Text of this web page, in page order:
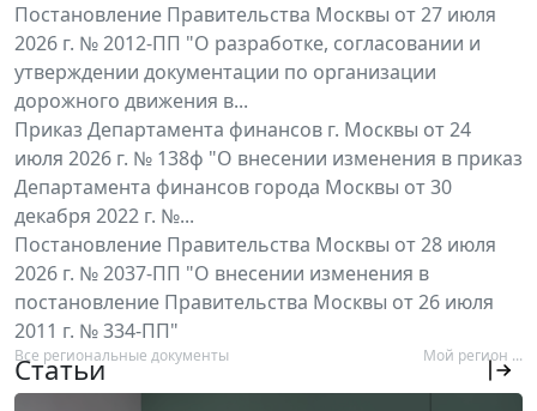
Постановление Правительства Москвы от 27 июля
2026 г. № 2012-ПП "О разработке, согласовании и
утверждении документации по организации
дорожного движения в...
Приказ Департамента финансов г. Москвы от 24
июля 2026 г. № 138ф "О внесении изменения в приказ
Департамента финансов города Москвы от 30
декабря 2022 г. №...
Постановление Правительства Москвы от 28 июля
2026 г. № 2037-ПП "О внесении изменения в
постановление Правительства Москвы от 26 июля
2011 г. № 334-ПП"
Все региональные документы Мой регион ...
Статьи